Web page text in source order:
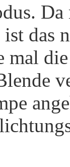
Da
das
mal